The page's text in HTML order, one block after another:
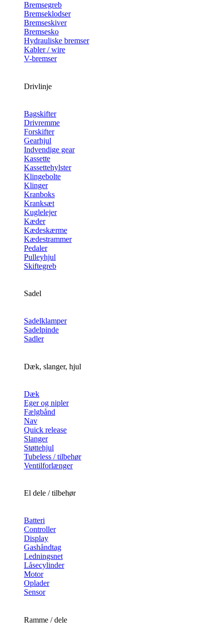
Bremsegreb
Bremseklodser
Bremseskiver
Bremsesko
Hydrauliske bremser
Kabler / wire
V-bremser
Drivlinje
Bagskifter
Drivremme
Forskifter
Gearhjul
Indvendige gear
Kassette
Kassettehylster
Klingebolte
Klinger
Kranboks
Kranksæt
Kuglelejer
Kæder
Kædeskærme
Kædestrammer
Pedaler
Pulleyhjul
Skiftegreb
Sadel
Sadelklamper
Sadelpinde
Sadler
Dæk, slanger, hjul
Dæk
Eger og nipler
Fælgbånd
Nav
Quick release
Slanger
Støttehjul
Tubeless / tilbehør
Ventilforlænger
El dele / tilbehør
Batteri
Controller
Display
Gashåndtag
Ledningsnet
Låsecylinder
Motor
Oplader
Sensor
Ramme / dele